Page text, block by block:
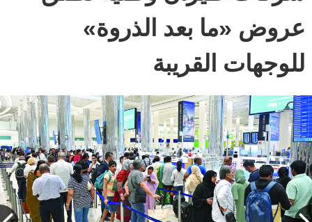
عروض «ما بعد الذروة»
للوجهات القريبة